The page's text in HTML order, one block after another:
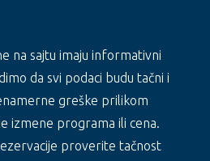
na sajtu imaju informativni
da svi podaci budu tačni i
greške prilikom
izmene programa ili cena.
proverite tačnost